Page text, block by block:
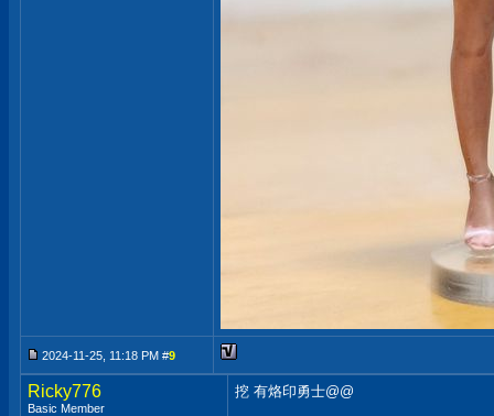
2024-11-25, 11:18 PM #9
Ricky776
Basic Member
挖 有烙印勇士@@